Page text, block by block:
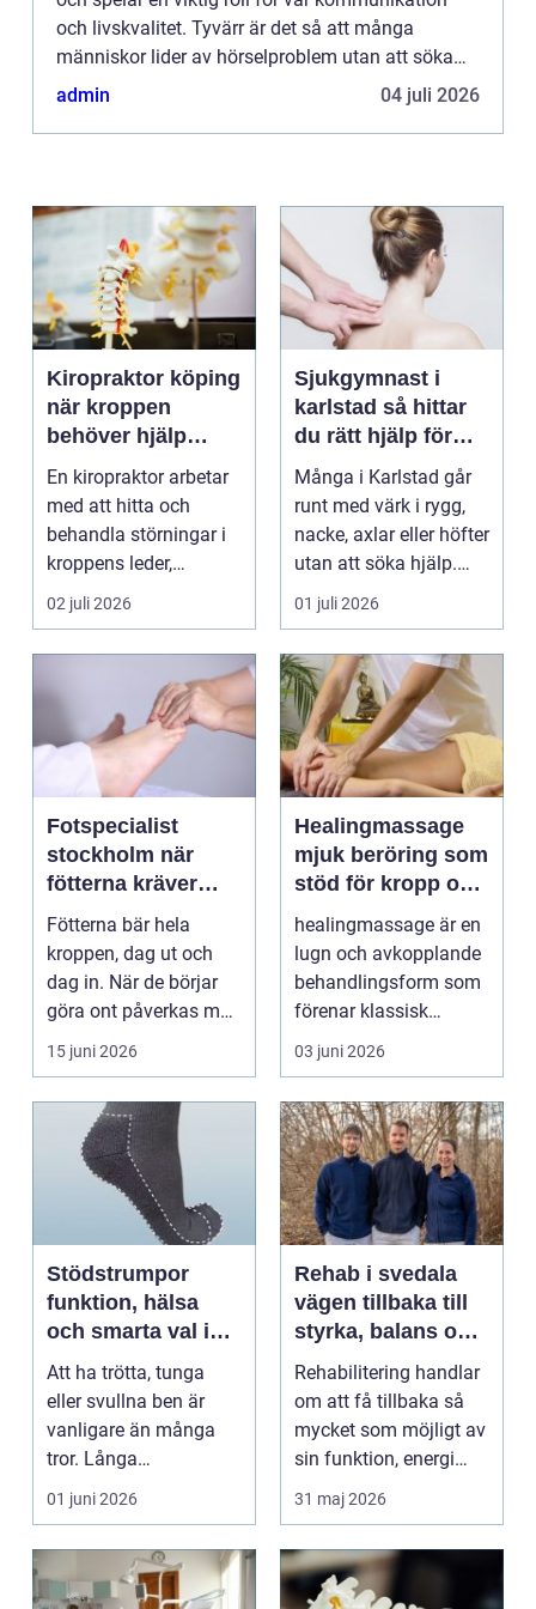
och livskvalitet. Tyvärr är det så att många
människor lider av hörselproblem utan att söka
hjälp. I Malmö finns det professionella
admin 04 juli 2026
Kiropraktor köping
när kroppen
behöver hjälp
tillbaka
En kiropraktor arbetar
med att hitta och
behandla störningar i
kroppens leder,
muskler och
nervsyste...
02 juli 2026
Sjukgymnast i
karlstad så hittar
du rätt hjälp för
kroppen
Många i Karlstad går
runt med värk i rygg,
nacke, axlar eller höfter
utan att söka hjälp.
Andra har ...
01 juli 2026
Fotspecialist
stockholm när
fötterna kräver
mer än vanliga
sulor
Fötterna bär hela
kroppen, dag ut och
dag in. När de börjar
göra ont påverkas mer
15 juni 2026
Healingmassage
mjuk beröring som
stöd för kropp och
själ
healingmassage är en
lugn och avkopplande
behandlingsform som
förenar klassisk
massage med
energibas...
03 juni 2026
Stödstrumpor
funktion, hälsa
och smarta val i
vardagen
Att ha trötta, tunga
eller svullna ben är
vanligare än många
tror. Långa
arbetsdagar på hårda
golv, ...
01 juni 2026
Rehab i svedala
vägen tillbaka till
styrka, balans och
vardag
Rehabilitering handlar
om att få tillbaka så
mycket som möjligt av
sin funktion, energi
och trygghet...
31 maj 2026